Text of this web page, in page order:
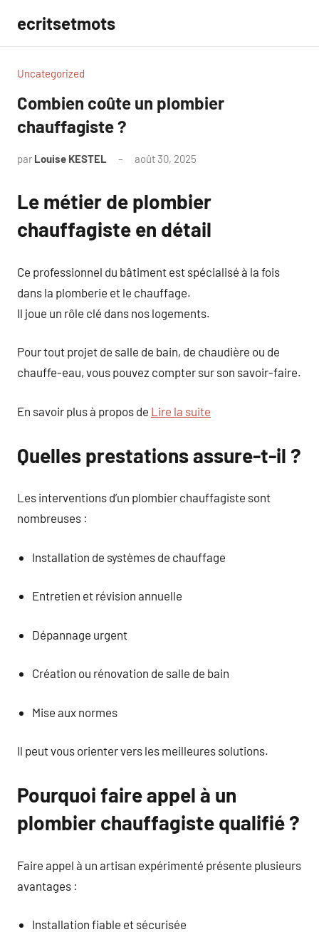
contenu
ecritsetmots
Uncategorized
Combien coûte un plombier
chauffagiste ?
par Louise KESTEL août 30, 2025
Le métier de plombier
chauffagiste en détail
Ce professionnel du bâtiment est spécialisé à la fois
dans la plomberie et le chauffage.
Il joue un rôle clé dans nos logements.
Pour tout projet de salle de bain, de chaudière ou de
chauffe-eau, vous pouvez compter sur son savoir-faire.
En savoir plus à propos de Lire la suite
Quelles prestations assure-t-il ?
Les interventions d’un plombier chauffagiste sont
nombreuses :
Installation de systèmes de chauffage
Entretien et révision annuelle
Dépannage urgent
Création ou rénovation de salle de bain
Mise aux normes
Il peut vous orienter vers les meilleures solutions.
Pourquoi faire appel à un
plombier chauffagiste qualifié ?
Faire appel à un artisan expérimenté présente plusieurs
avantages :
Installation fiable et sécurisée